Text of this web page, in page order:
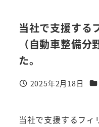
当社で支援する
（自動車整備
た。
投稿日
2025年2月18日 カ
当社で支援するフ